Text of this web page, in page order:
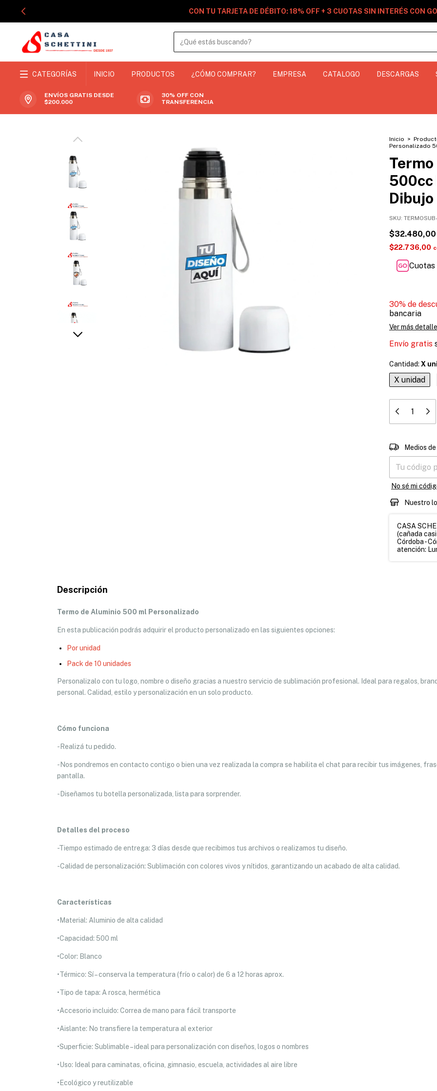
CON TU TARJETA DE DÉBITO: 18% OFF + 3 CUOTAS SIN INTERÉS CON
CATEGORÍAS INICIO PRODUCTOS ¿CÓMO COMPRAR? EMPRESA CATALOGO DESCARGAS
ENVÍOS GRATIS DESDE
$200.000
30% OFF CON
TRANSFERENCIA
Inicio >
Personalizado
500cc
SKU:
$32.480,00
$22.736,00
30% de
bancaria
Ver más
Envío gratis
Cantidad: X
X unidad
Entregas para
Medios
No sé mi
Nuestro
CASA
(cañada
Córdoba -
atención:
Descripción
Termo de Aluminio 500 ml Personalizado
En esta publicación podrás adquirir el producto personalizado en las siguientes opciones:
Por unidad
Pack de 10 unidades
Personalizalo con tu logo, nombre o diseño gracias a nuestro servicio de sublimación profesional. Ideal para regalos,
personal. Calidad, estilo y personalización en un solo producto.
Cómo funciona
-Realizá tu pedido.
-Nos pondremos en contacto contigo o bien una vez realizada la compra se habilita el chat para recibir tus imágenes,
pantalla.
-Diseñamos tu botella personalizada, lista para sorprender.
Detalles del proceso
-Tiempo estimado de entrega: 3 días desde que recibimos tus archivos o realizamos tu diseño.
-Calidad de personalización: Sublimación con colores vivos y nítidos, garantizando un acabado de alta calidad.
Características
•Material: Aluminio de alta calidad
•Capacidad: 500 ml
•Color: Blanco
•Térmico: Sí – conserva la temperatura (frío o calor) de 6 a 12 horas aprox.
•Tipo de tapa: A rosca, hermética
•Accesorio incluido: Correa de mano para fácil transporte
•Aislante: No transfiere la temperatura al exterior
•Superficie: Sublimable – ideal para personalización con diseños, logos o nombres
•Uso: Ideal para caminatas, oficina, gimnasio, escuela, actividades al aire libre
•Ecológico y reutilizable